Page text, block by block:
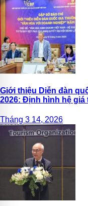
Giới thiệu Diễn đàn
2026: Định hình hệ
Tháng 3 14, 2026